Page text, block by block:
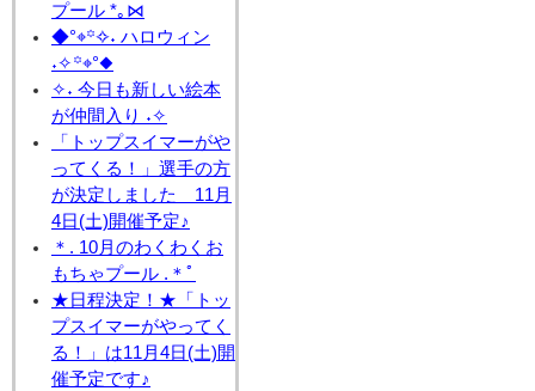
プール *｡⋈
◆°⌖꙳✧˖ ハロウィン
˖✧꙳⌖°◆
✧˖ 今日も新しい絵本
が仲間入り ˖✧
「トップスイマーがや
ってくる！」選手の方
が決定しました 11月
4日(土)開催予定♪
＊. 10月のわくわくお
もちゃプール .＊ﾟ
★日程決定！★「トッ
プスイマーがやってく
る！」は11月4日(土)開
催予定です♪